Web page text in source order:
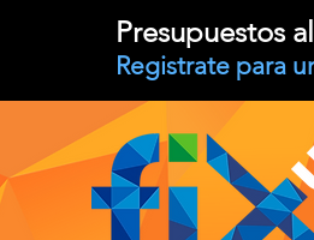
Presupuestos
Registrate para